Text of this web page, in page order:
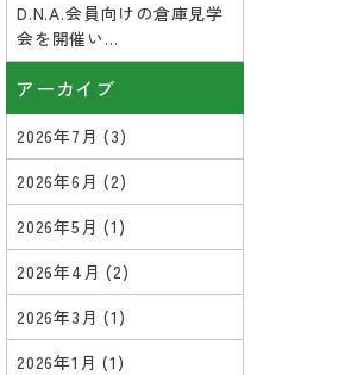
D.N.A.会員向けの倉庫見学
会を開催い...
アーカイブ
2026年7月(3)
2026年6月(2)
2026年5月(1)
2026年4月(2)
2026年3月(1)
2026年1月(1)